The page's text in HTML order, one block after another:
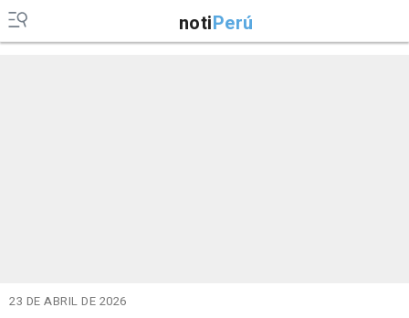
notiPerú
23 DE ABRIL DE 2026